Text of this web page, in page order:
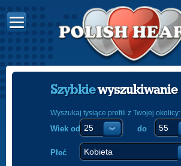
Szybkiewyszukiwanie
Wyszukaj tysiące profili z Twojej okolicy:
Wiek od do
Płeć